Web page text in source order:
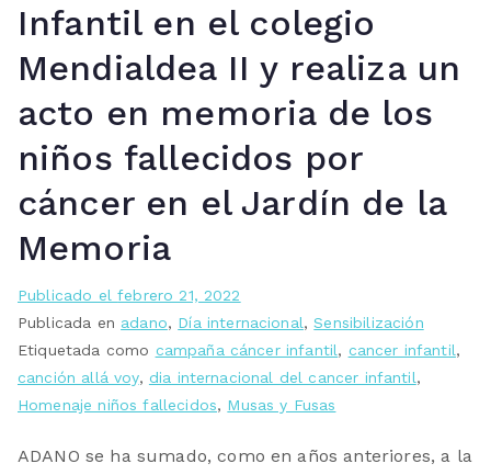
Infantil en el colegio
Mendialdea II y realiza un
acto en memoria de los
niños fallecidos por
cáncer en el Jardín de la
Memoria
Publicado elfebrero 21, 2022
Publicada en adano, Día internacional,Sensibilización
Etiquetada como campaña cáncer infantil, cancer infantil,
canción allá voy, dia internacional del cancer infantil,
Homenaje niños fallecidos, Musas y Fusas
ADANO se ha sumado, como en años anteriores, a la